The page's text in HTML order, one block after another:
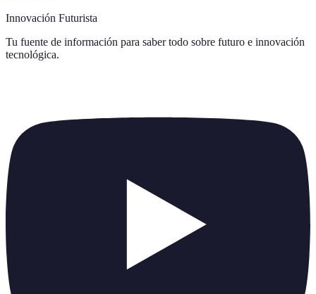
Innovación Futurista
Tu fuente de información para saber todo sobre futuro e innovación
tecnológica.